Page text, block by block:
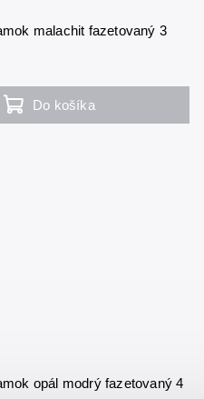
malachit fazetovaný 3
Do košíka
opál modrý fazetovaný 4